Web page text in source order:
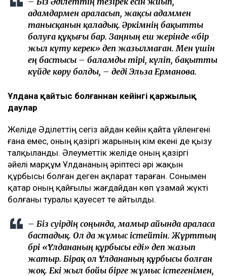
адамдармен араласып, жақсы адаммен
танысқанын қаладық. Әркімнің бақытты
болуға құқығы бар. Заңның еш жерінде «бір
жыл күту керек» деп жазылмаған. Мен үшін
ең бастысы – баламды тірі, күліп, бақытты
күйде көру болды, – деді Эльза Ерманова.
Ұлдана қайтыс болғаннан кейінгі қаржылық
даулар
Желіде Әділеттің сегіз айдан кейін қайта үйленгені
ғана емес, оның қазіргі жарының кім екені де қызу
талқыланды. Әлеуметтік желіде оның қазіргі
әйелі марқұм Ұлдананың әріптесі әрі жақын
құрбысы болған деген ақпарат тараған. Сонымен
қатар оның қайғылы жағдайдан көп ұзамай жүкті
болғаны туралы қауесет те айтылды.
– Біз сәуірдің соңында, мамыр айында араласа
бастадық. Ол да жұмыс істейтін. Жұрттың
бәрі «Ұлдананың құрбысы еді» деп жазып
жатыр. Бірақ ол Ұлдананың құрбысы болған
жоқ. Екі жыл бойы бірге жұмыс істегенімен,